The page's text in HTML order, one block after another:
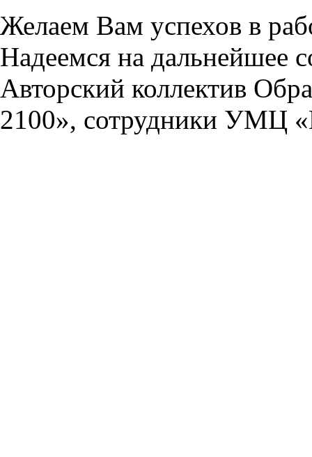
Желаем Вам успехов в
Надеемся на дальнейшее
Авторский коллектив
2100», сотрудники УМЦ